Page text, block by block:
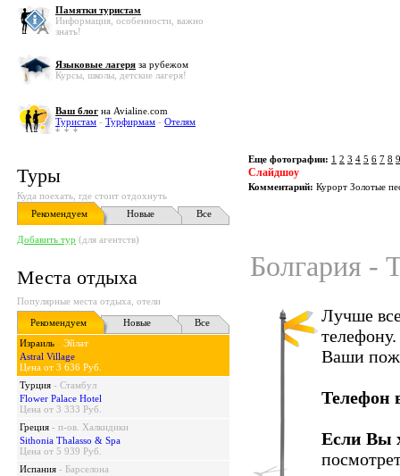
Памятки туристам
Информация, особенности, важно
знать!
Языковые лагеря за рубежом
Курсы, школы, детские лагеря!
Ваш блог на Avialine.com
Туристам - Турфирмам - Отелям
Туры
Куда поехать, где стоит отдохнуть
Рекомендуем
Новые Все
Добавить тур (для агентств)
Места отдыха
Популярные места отдыха, отели
Рекомендуем
Новые
Все
Израиль - Эйлат
Astral Village
Цена от 3 636 Руб.
Турция - Стамбул
Flower Palace Hotel
Цена от 3 333 Руб.
Греция - п-ов. Халкидики
Sithonia Thalasso & Spa
Цена от 5 939 Руб.
Испания - Барселона
Еще фотографии: 1 2 3 4 5 6 7 8 9
Слайдшоу
Комментарий: Курорт Золотые
Болгария -
Лучше
Ваши
Телефон
Если Вы